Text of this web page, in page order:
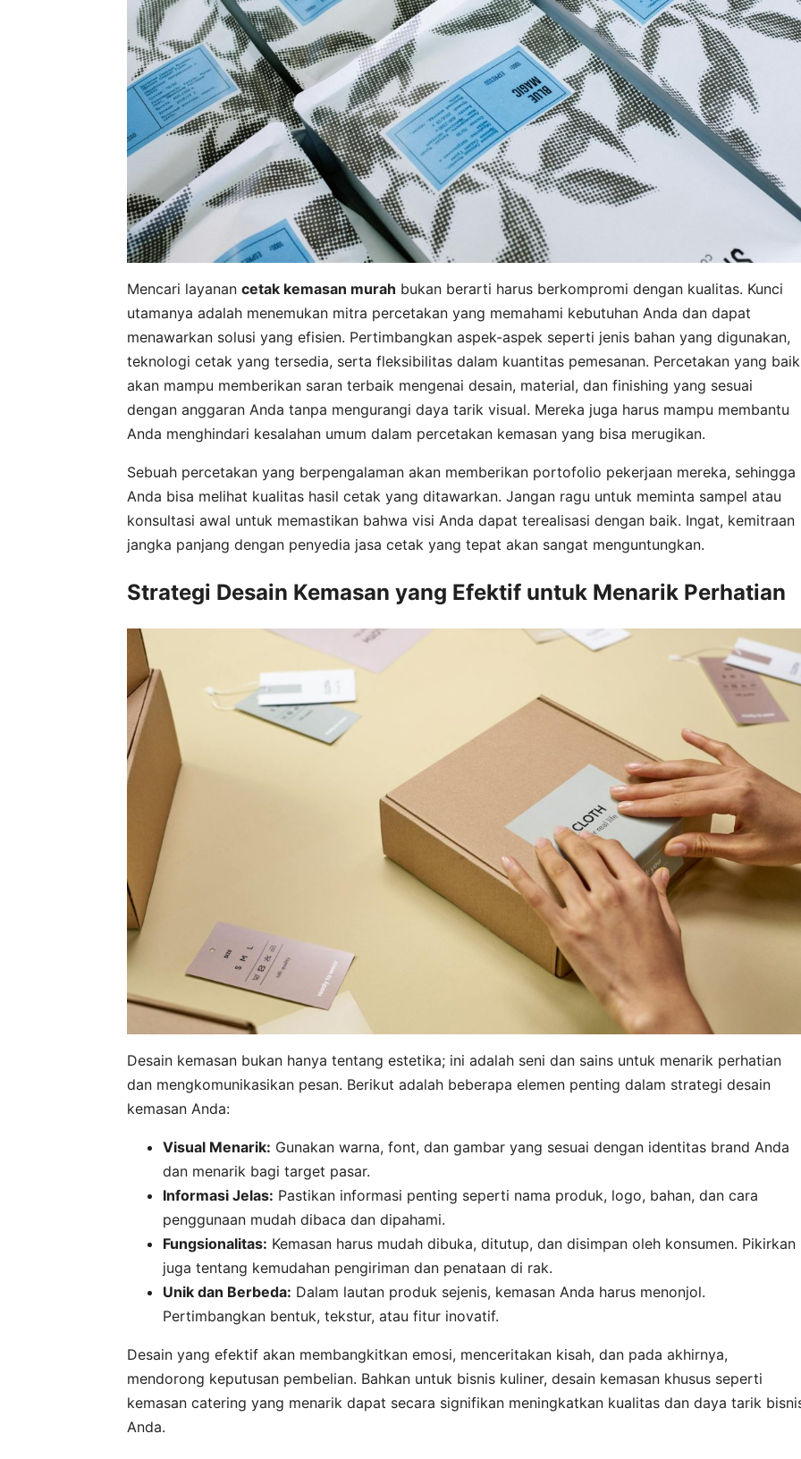
Mencari layanan cetak kemasan murah bukan berarti harus berkompromi dengan kualitas. Kunci
utamanya adalah menemukan mitra percetakan yang memahami kebutuhan Anda dan dapat
menawarkan solusi yang efisien. Pertimbangkan aspek-aspek seperti jenis bahan yang digunakan,
teknologi cetak yang tersedia, serta fleksibilitas dalam kuantitas pemesanan. Percetakan yang baik
akan mampu memberikan saran terbaik mengenai desain, material, dan finishing yang sesuai
dengan anggaran Anda tanpa mengurangi daya tarik visual. Mereka juga harus mampu membantu
Anda menghindari kesalahan umum dalam percetakan kemasan yang bisa merugikan.
Sebuah percetakan yang berpengalaman akan memberikan portofolio pekerjaan mereka, sehingga
Anda bisa melihat kualitas hasil cetak yang ditawarkan. Jangan ragu untuk meminta sampel atau
konsultasi awal untuk memastikan bahwa visi Anda dapat terealisasi dengan baik. Ingat, kemitraan
jangka panjang dengan penyedia jasa cetak yang tepat akan sangat menguntungkan.
Strategi Desain Kemasan yang Efektif untuk Menarik Perhatian
Desain kemasan bukan hanya tentang estetika; ini adalah seni dan sains untuk menarik perhatian
dan mengkomunikasikan pesan. Berikut adalah beberapa elemen penting dalam strategi desain
kemasan Anda:
Visual Menarik: Gunakan warna, font, dan gambar yang sesuai dengan identitas brand Anda
dan menarik bagi target pasar.
Informasi Jelas: Pastikan informasi penting seperti nama produk, logo, bahan, dan cara
penggunaan mudah dibaca dan dipahami.
Fungsionalitas: Kemasan harus mudah dibuka, ditutup, dan disimpan oleh konsumen. Pikirkan
juga tentang kemudahan pengiriman dan penataan di rak.
Unik dan Berbeda: Dalam lautan produk sejenis, kemasan Anda harus menonjol.
Pertimbangkan bentuk, tekstur, atau fitur inovatif.
Desain yang efektif akan membangkitkan emosi, menceritakan kisah, dan pada akhirnya,
mendorong keputusan pembelian. Bahkan untuk bisnis kuliner, desain kemasan khusus seperti
kemasan catering yang menarik dapat secara signifikan meningkatkan kualitas dan daya tarik
Anda.